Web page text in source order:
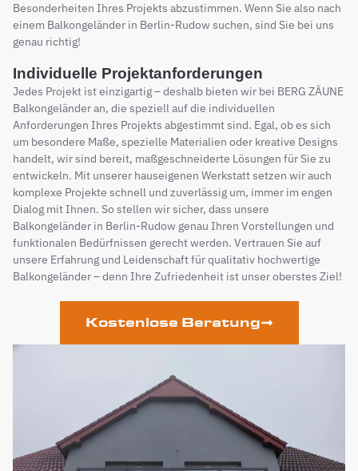
Besonderheiten Ihres Projekts abzustimmen. Wenn Sie also nach
einem Balkongeländer in Berlin-Rudow suchen, sind Sie bei uns
genau richtig!
Individuelle Projektanforderungen
Jedes Projekt ist einzigartig – deshalb bieten wir bei BERG ZÄUNE
Balkongeländer an, die speziell auf die individuellen
Anforderungen Ihres Projekts abgestimmt sind. Egal, ob es sich
um besondere Maße, spezielle Materialien oder kreative Designs
handelt, wir sind bereit, maßgeschneiderte Lösungen für Sie zu
entwickeln. Mit unserer hauseigenen Werkstatt setzen wir auch
komplexe Projekte schnell und zuverlässig um, immer im engen
Dialog mit Ihnen. So stellen wir sicher, dass unsere
Balkongeländer in Berlin-Rudow genau Ihren Vorstellungen und
funktionalen Bedürfnissen gerecht werden. Vertrauen Sie auf
unsere Erfahrung und Leidenschaft für qualitativ hochwertige
Balkongeländer – denn Ihre Zufriedenheit ist unser oberstes Ziel!
Kostenlose Beratung